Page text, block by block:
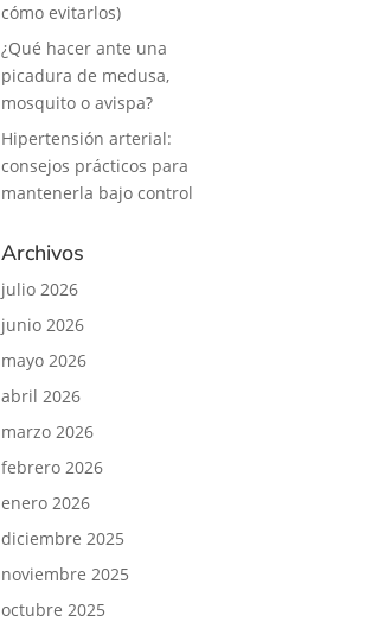
cómo evitarlos)
¿Qué hacer ante una
picadura de medusa,
mosquito o avispa?
Hipertensión arterial:
consejos prácticos para
mantenerla bajo control
Archivos
julio 2026
junio 2026
mayo 2026
abril 2026
marzo 2026
febrero 2026
enero 2026
diciembre 2025
noviembre 2025
octubre 2025